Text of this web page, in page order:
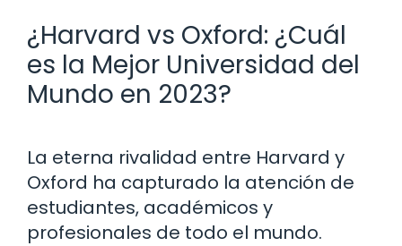
¿Harvard vs Oxford: ¿Cuál
es la Mejor Universidad del
Mundo en 2023?
La eterna rivalidad entre Harvard y
Oxford ha capturado la atención de
estudiantes, académicos y
profesionales de todo el mundo.